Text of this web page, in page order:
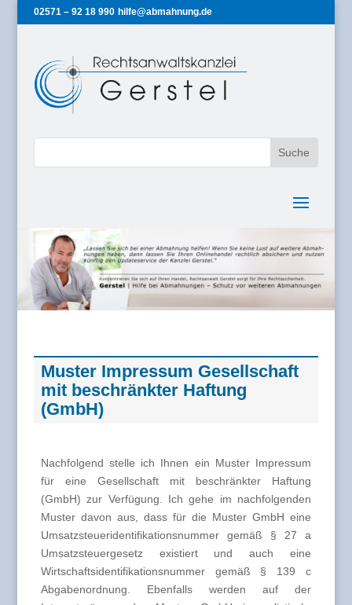
02571 – 92 18 990 hilfe@abmahnung.de
Muster Impressum Gesellschaft
mit beschränkter Haftung
(GmbH)
Nachfolgend stelle ich Ihnen ein Muster Impressum
für eine Gesellschaft mit beschränkter Haftung
(GmbH) zur Verfügung. Ich gehe im nachfolgenden
Muster davon aus, dass für die Muster GmbH eine
Umsatzsteueridentifikationsnummer gemäß § 27 a
Umsatzsteuergesetz existiert und auch eine
Wirtschaftsidentifikationsnummer gemäß § 139 c
Abgabenordnung. Ebenfalls werden auf der